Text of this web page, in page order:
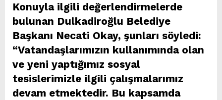
Konuyla ilgili değerlendirmelerde
bulunan Dulkadiroğlu Belediye
Başkanı Necati Okay, şunları söyledi:
“Vatandaşlarımızın kullanımında olan
ve yeni yaptığımız sosyal
tesislerimizle ilgili çalışmalarımız
devam etmektedir. Bu kapsamda